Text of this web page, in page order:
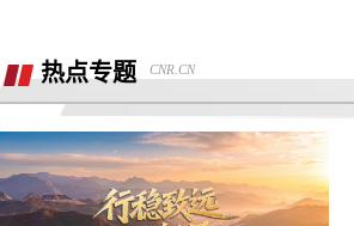
退款退
重庆智鑫沅汽车销售有限公司强买强卖
买车锁单前不预审，贷款批不过，强制
走租赁贷款
退还定金2000元
热点专题 CNR.CN